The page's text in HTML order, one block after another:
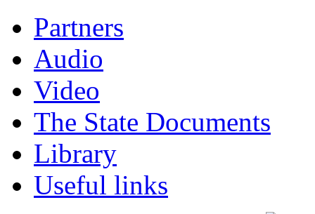
Partners
Audio
Video
The State Documents
Library
Useful links